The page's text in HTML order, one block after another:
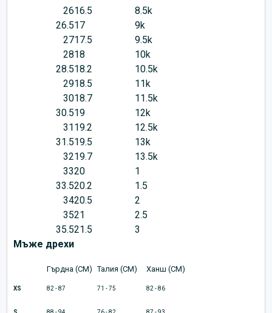
2616.5
8.5k
26.517
9k
2717.5
9.5k
2818
10k
28.518.2
10.5k
2918.5
11k
3018.7
11.5k
30.519
12k
3119.2
12.5k
31.519.5
13k
3219.7
13.5k
3320
1
33.520.2
1.5
3420.5
2
3521
2.5
35.521.5
3
Мъже дрехи
Гърдна (CM) Талия (CM) Ханш (CM)
XS 82 - 87 71 - 75 82 - 86